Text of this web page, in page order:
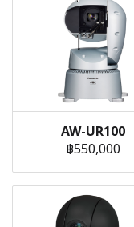
AW-UR100
฿550,000